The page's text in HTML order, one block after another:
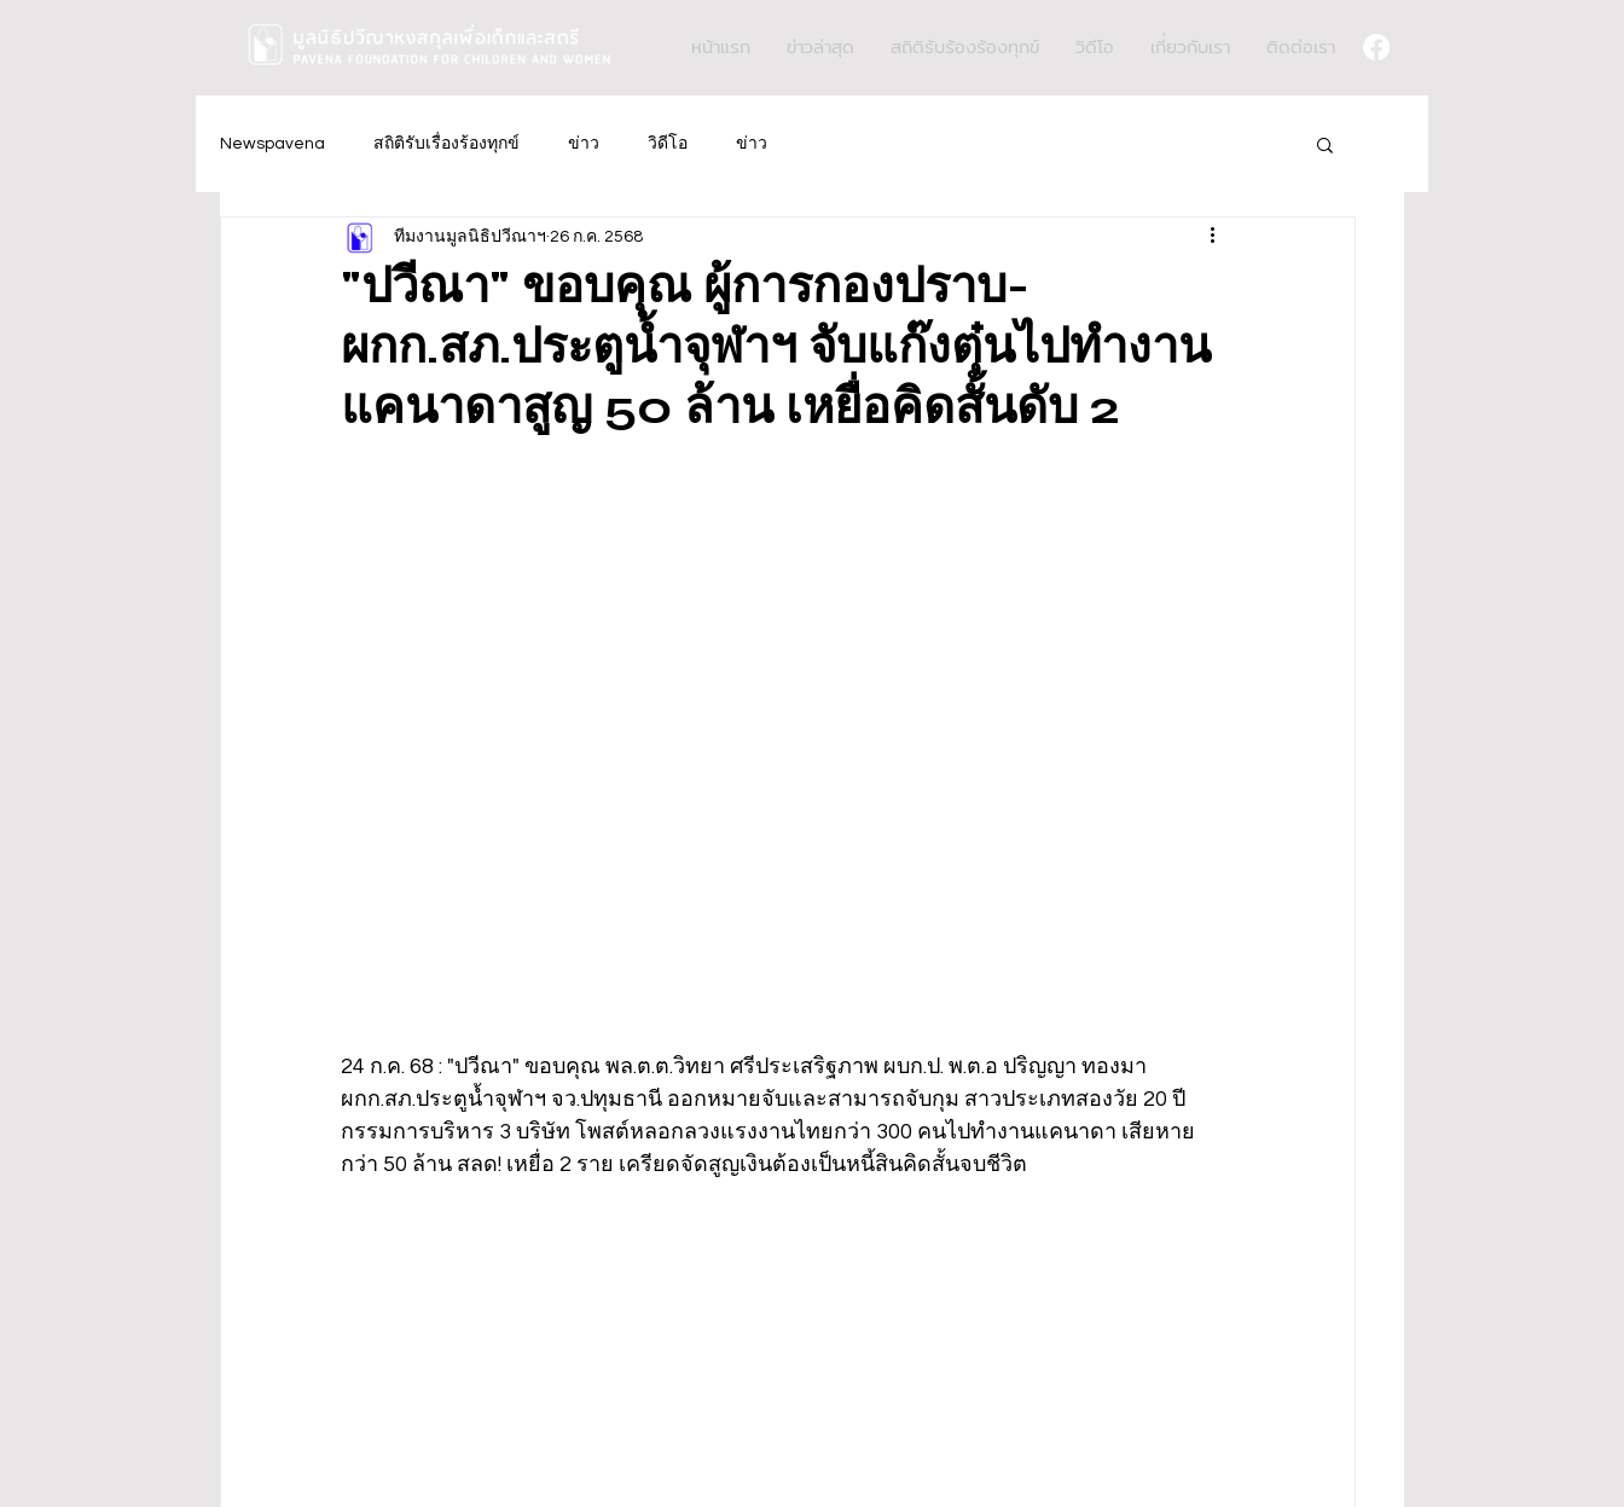
หน้าแรก ข่าวล่าสุด สถิติรับร้องร้องทุกข์ วิดีโอ เกี่ยวกับเรา ติดต่อเรา
Newspavena สถิติรับเรื่องร้องทุกข์ ข่าว วิดีโอ ข่าว
"ปวีณา" ขอบคุณ ผู้การกองปราบ-
ผกก.สภ.ประตูน้ำจุฬาฯ จับแก๊งตุ๋นไปทำงาน
แคนาดาสูญ 50 ล้าน เหยื่อคิดสั้นดับ 2
ทีมงานมูลนิธิปวีณาฯ 26 ก.ค. 2568
24 ก.ค. 68 : "ปวีณา" ขอบคุณ พล.ต.ต.วิทยา ศรีประเสริฐภาพ ผบก.ป. พ.ต.อ ปริญญา ทองมา
ผกก.สภ.ประตูน้ำจุฬาฯ จว.ปทุมธานี ออกหมายจับและสามารถจับกุม สาวประเภทสองวัย 20 ปี
กรรมการบริหาร 3 บริษัท โพสต์หลอกลวงแรงงานไทยกว่า 300 คนไปทำงานแคนาดา เสียหาย
กว่า 50 ล้าน สลด! เหยื่อ 2 ราย เครียดจัดสูญเงินต้องเป็นหนี้สินคิดสั้นจบชีวิต